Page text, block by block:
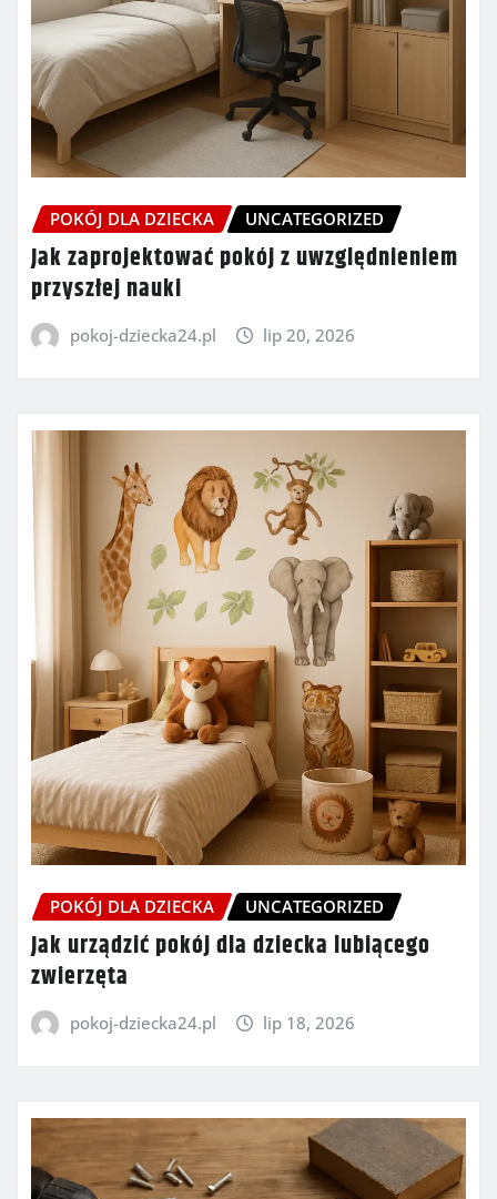
POKÓJ DLA DZIECKA UNCATEGORIZED
Jak zaprojektować pokój z uwzględnieniem
przyszłej nauki
pokoj-dziecka24.pl lip 20, 2026
POKÓJ DLA DZIECKA UNCATEGORIZED
Jak urządzić pokój dla dziecka lubiącego
zwierzęta
pokoj-dziecka24.pl lip 18, 2026